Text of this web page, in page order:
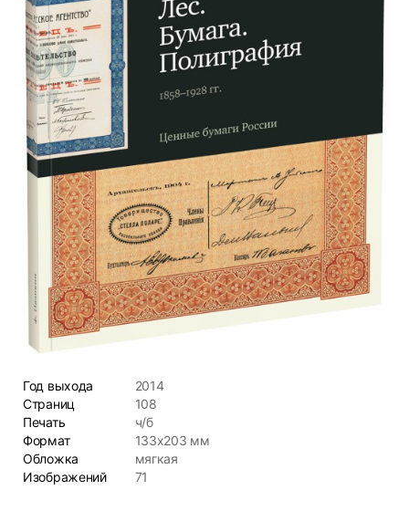
Год выхода
2014
Страниц
108
Печать
ч/б
Формат
133х203 мм
Обложка
мягкая
Изображений
71